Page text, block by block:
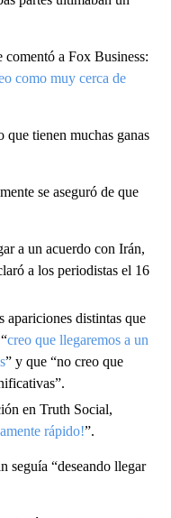
comentó a Fox Business:
como muy cerca de
que tienen muchas ganas
se aseguró de que
a un acuerdo con Irán,
a los periodistas el 16
apariciones distintas que
creo que llegaremos a un
” y que “no creo que
en Truth Social,
rápido!”.
seguía “deseando llegar